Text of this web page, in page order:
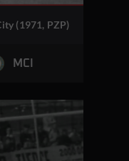
(1971, PZP)
MCI